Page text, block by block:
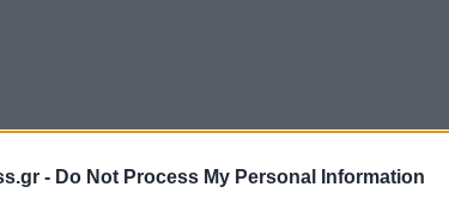
- Do Not Process My Personal Information